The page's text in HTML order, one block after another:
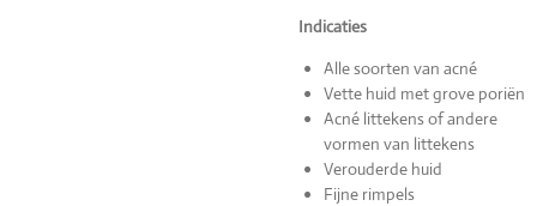
Indicaties
Alle soorten van acné
Vette huid met grove poriën
Acné littekens of andere
vormen van littekens
Verouderde huid
Fijne rimpels